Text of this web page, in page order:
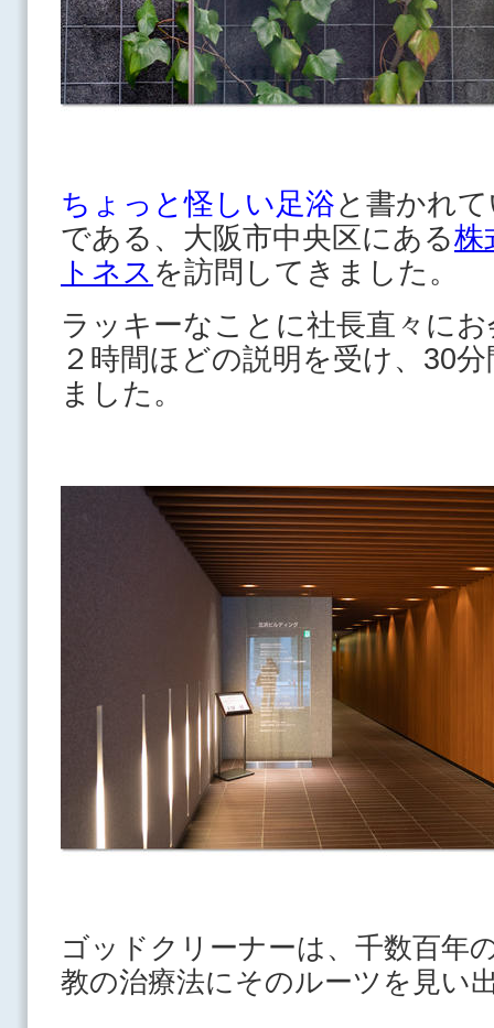
ちょっと怪しい足浴と書かれ
である、大阪市中央区にある株
トネス を訪問してきました。
ラッキーなことに社長直々に
２時間ほどの説明を受け、30
ました。
ゴッドクリーナーは、 千数百年
教の治療法にそのルーツを見い